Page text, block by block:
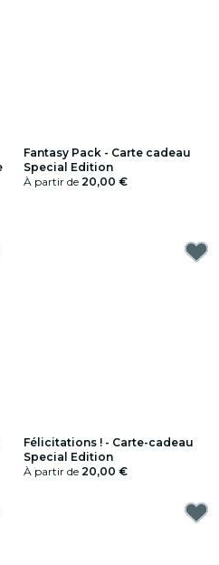
Fantasy Pack - Carte cadeau
Special Edition
À partir de 20,00 €
Félicitations ! - Carte-cadeau
Special Edition
À partir de 20,00 €